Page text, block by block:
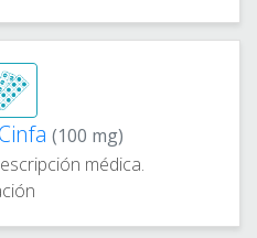
(100 mg)
médica.